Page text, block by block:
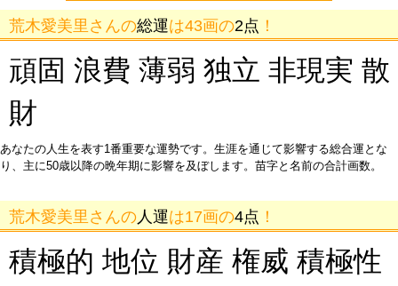
荒木愛美里さんの総運は43画の2点 ！
頑固 浪費 薄弱 独立 非現実 散
財
あなたの人生を表す1番重要な運勢です。生涯を通じて影響する総合運とな
り、主に50歳以降の晩年期に影響を及ぼします。苗字と名前の合計画数。
荒木愛美里さんの 人運は17画の4点 ！
積極的 地位 財産 権威 積極性